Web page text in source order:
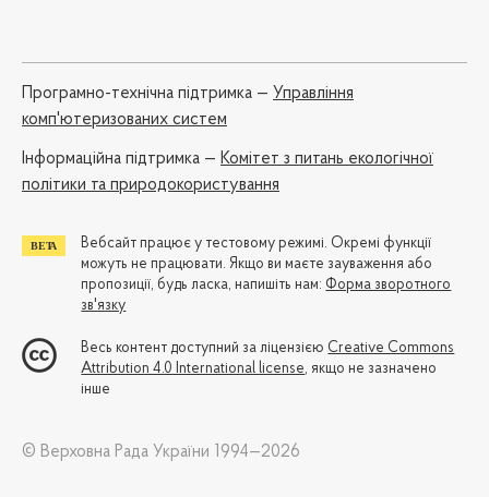
Програмно-технічна підтримка — Управління
комп'ютеризованих систем
Iнформаційна підтримка — Комітет з питань екологічної
політики та природокористування
Вебсайт працює у тестовому режимі. Окремі функції
можуть не працювати. Якщо ви маєте зауваження або
пропозиції, будь ласка, напишіть нам: Форма зворотного
зв'язку
Весь контент доступний за ліцензією Creative Commons
Attribution 4.0 International license, якщо не зазначено
інше
© Верховна Рада України 1994—2026